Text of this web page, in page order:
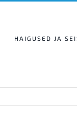
HAIGUSED JA